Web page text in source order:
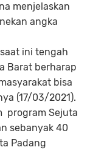
menjelaskan
angka
ini tengah
Barat berharap
bisa
(17/03/2021).
program Sejuta
sebanyak 40
Padang